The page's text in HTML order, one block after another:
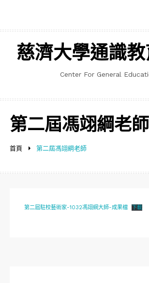
主
慈濟大學通識
Center For General
首頁 第二屆馮翊綱老師
第二屆馮翊綱老師
第二屆駐校藝術家-1032馮翊綱大師-成果檔 下載